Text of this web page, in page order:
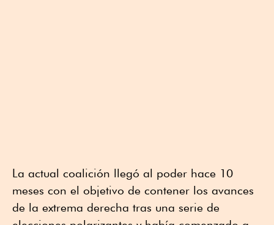
La actual coalición llegó al poder hace 10
meses con el objetivo de contener los avances
de la extrema derecha ⁠tras una serie de